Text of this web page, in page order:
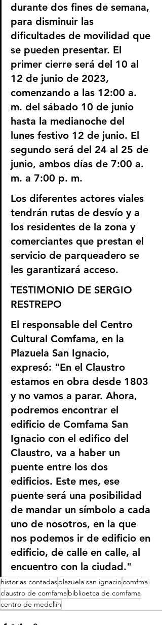
durante dos fines de semana,
para disminuir las
dificultades de movilidad que
se pueden presentar. El
primer cierre será del 10 al
12 de junio de 2023,
comenzando a las 12:00 a.
m. del sábado 10 de junio
hasta la medianoche del
lunes festivo 12 de junio. El
segundo será del 24 al 25 de
junio, ambos días de 7:00 a.
m. a 7:00 p. m.
Los diferentes actores viales
tendrán rutas de desvío y a
los residentes de la zona y
comerciantes que prestan el
servicio de parqueadero se
les garantizará acceso.
TESTIMONIO DE SERGIO
RESTREPO
El responsable del Centro
Cultural Comfama, en la
Plazuela San Ignacio,
expresó: "En el Claustro
estamos en obra desde 1803
y no vamos a parar. Ahora,
podremos encontrar el
edificio de Comfama San
Ignacio con el edifico del
Claustro, va a haber un
puente entre los dos
edificios. Este mes, ese
puente será una posibilidad
de mandar un símbolo a cada
uno de nosotros, en la que
nos podemos ir de edificio en
edificio, de calle en calle, al
encuentro con la ciudad."
historias contadasplazuela san ignaciocomfma
claustro de comfamabiblioetca de comfama
centro de medellín